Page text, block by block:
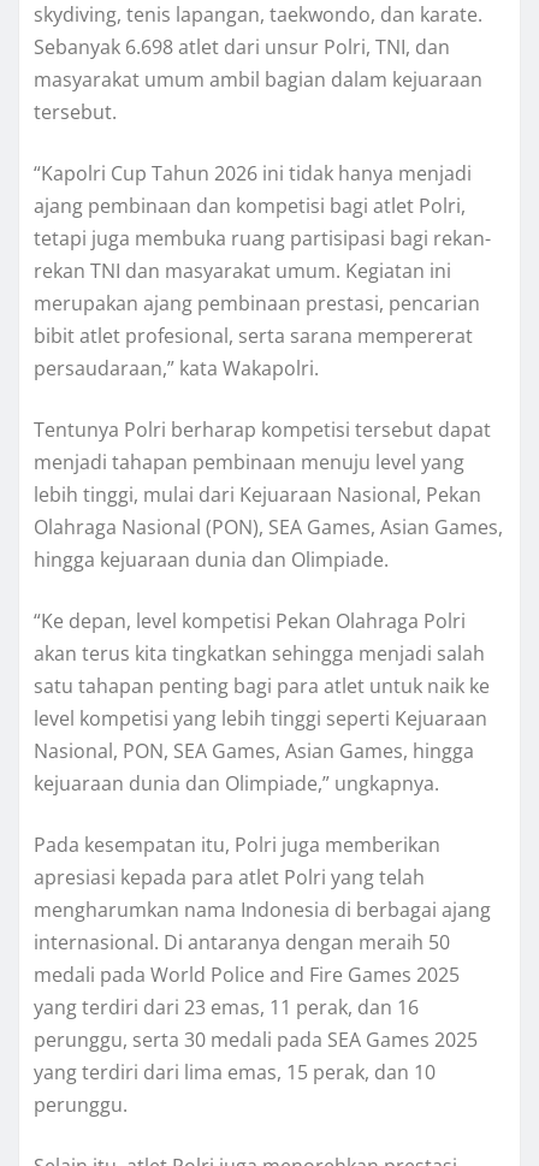
skydiving, tenis lapangan, taekwondo, dan karate.
Sebanyak 6.698 atlet dari unsur Polri, TNI, dan
masyarakat umum ambil bagian dalam kejuaraan
tersebut.
“Kapolri Cup Tahun 2026 ini tidak hanya menjadi
ajang pembinaan dan kompetisi bagi atlet Polri,
tetapi juga membuka ruang partisipasi bagi rekan-
rekan TNI dan masyarakat umum. Kegiatan ini
merupakan ajang pembinaan prestasi, pencarian
bibit atlet profesional, serta sarana mempererat
persaudaraan,” kata Wakapolri.
Tentunya Polri berharap kompetisi tersebut dapat
menjadi tahapan pembinaan menuju level yang
lebih tinggi, mulai dari Kejuaraan Nasional, Pekan
Olahraga Nasional (PON), SEA Games, Asian Games,
hingga kejuaraan dunia dan Olimpiade.
“Ke depan, level kompetisi Pekan Olahraga Polri
akan terus kita tingkatkan sehingga menjadi salah
satu tahapan penting bagi para atlet untuk naik ke
level kompetisi yang lebih tinggi seperti Kejuaraan
Nasional, PON, SEA Games, Asian Games, hingga
kejuaraan dunia dan Olimpiade,” ungkapnya.
Pada kesempatan itu, Polri juga memberikan
apresiasi kepada para atlet Polri yang telah
mengharumkan nama Indonesia di berbagai ajang
internasional. Di antaranya dengan meraih 50
medali pada World Police and Fire Games 2025
yang terdiri dari 23 emas, 11 perak, dan 16
perunggu, serta 30 medali pada SEA Games 2025
yang terdiri dari lima emas, 15 perak, dan 10
perunggu.